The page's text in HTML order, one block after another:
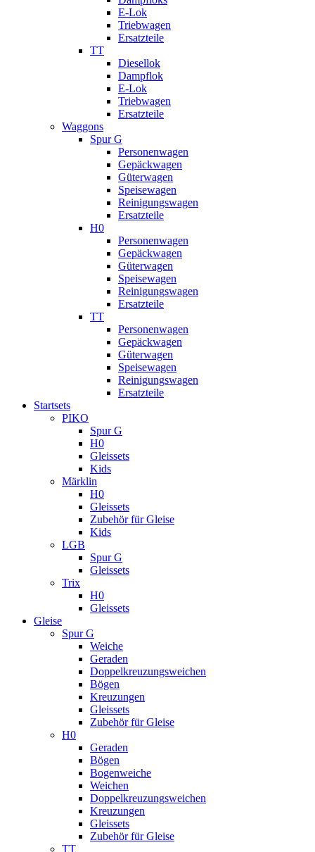
E-Lok
Triebwagen
Ersatzteile
TT
Diesellok
Dampflok
E-Lok
Triebwagen
Ersatzteile
Waggons
Spur G
Personenwagen
Gepäckwagen
Güterwagen
Speisewagen
Reinigungswagen
Ersatzteile
H0
Personenwagen
Gepäckwagen
Güterwagen
Speisewagen
Reinigungswagen
Ersatzteile
TT
Personenwagen
Gepäckwagen
Güterwagen
Speisewagen
Reinigungswagen
Ersatzteile
Startsets
PIKO
Spur G
H0
Gleissets
Kids
Märklin
H0
Gleissets
Zubehör für Gleise
Kids
LGB
Spur G
Gleissets
Trix
H0
Gleissets
Gleise
Spur G
Weiche
Geraden
Doppelkreuzungsweichen
Bögen
Kreuzungen
Gleissets
Zubehör für Gleise
H0
Geraden
Bögen
Bogenweiche
Weichen
Doppelkreuzungsweichen
Kreuzungen
Gleissets
Zubehör für Gleise
TT